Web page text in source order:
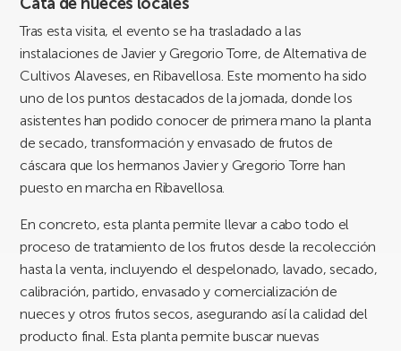
Tras esta visita, el evento se ha trasladado a las
instalaciones de Javier y Gregorio Torre, de Alternativa de
Cultivos Alaveses, en Ribavellosa. Este momento ha sido
uno de los puntos destacados de la jornada, donde los
asistentes han podido conocer de primera mano la planta
de secado, transformación y envasado de frutos de
cáscara que los hermanos Javier y Gregorio Torre han
puesto en marcha en Ribavellosa.
En concreto, esta planta permite llevar a cabo todo el
proceso de tratamiento de los frutos desde la recolección
hasta la venta, incluyendo el despelonado, lavado, secado,
calibración, partido, envasado y comercialización de
nueces y otros frutos secos, asegurando así la calidad del
producto final. Esta planta permite buscar nuevas